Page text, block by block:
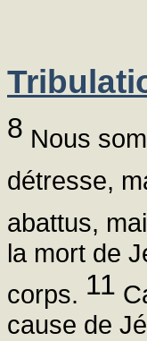
8 Nous
détresse,
abattus,
la mort de
corps. 11
cause de